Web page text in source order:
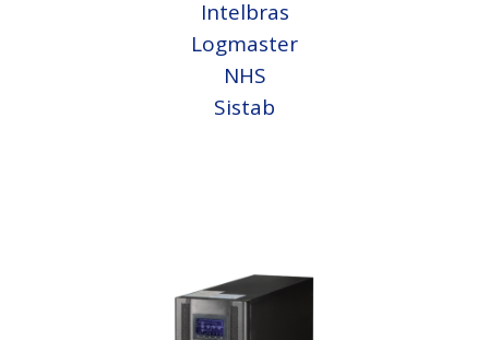
Intelbras
Logmaster
NHS
Sistab